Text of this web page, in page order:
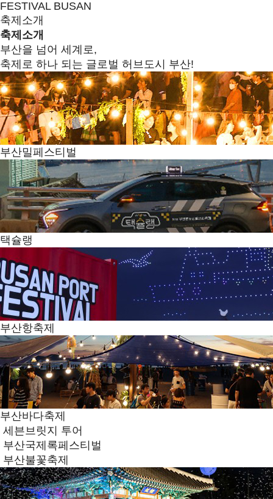
FESTIVAL BUSAN
축제소개
축제소개
부산을 넘어 세계로,
축제로 하나 되는 글로벌 허브도시 부산!
부산밀페스티벌
택슐랭
부산항축제
부산바다축제
세븐브릿지 투어
부산국제록페스티벌
부산불꽃축제